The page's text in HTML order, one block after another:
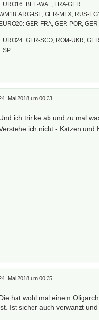
EURO16: BEL-WAL, FRA-GER
ARG-ISL, GER-MEX, RUS-
EURO20: GER-FRA, GER-POR,
EURO24: GER-SCO, ROM-UKR,
ESP
Mai 2018 um 00:33
Und ich trinke ab und zu mal
ich nicht - Katzen
Mai 2018 um 00:35
Die hat wohl mal einem
ist. Ist sicher auch verwanzt